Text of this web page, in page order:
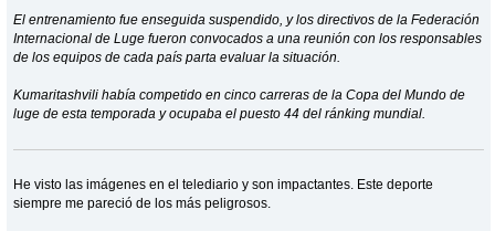
El entrenamiento fue enseguida suspendido, y los directivos de la Federación
Internacional de Luge fueron convocados a una reunión con los responsables
de los equipos de cada país parta evaluar la situación.
Kumaritashvili había competido en cinco carreras de la Copa del Mundo de
luge de esta temporada y ocupaba el puesto 44 del ránking mundial.
He visto las imágenes en el telediario y son impactantes. Este deporte
siempre me pareció de los más peligrosos.